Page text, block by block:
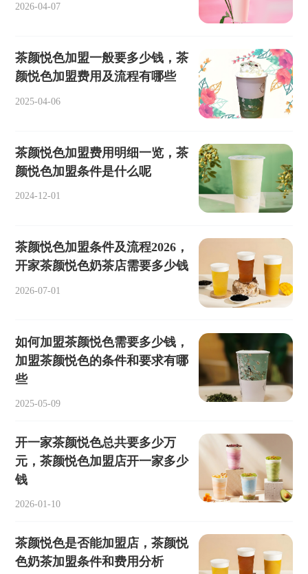
2026-04-07
茶颜悦色加盟一般要多少钱，茶
颜悦色加盟费用及流程有哪些
2025-04-06
茶颜悦色加盟费用明细一览，茶
颜悦色加盟条件是什么呢
2024-12-01
茶颜悦色加盟条件及流程2026，
开家茶颜悦色奶茶店需要多少钱
2026-07-01
如何加盟茶颜悦色需要多少钱，
加盟茶颜悦色的条件和要求有哪
些
2025-05-09
开一家茶颜悦色总共要多少万
元，茶颜悦色加盟店开一家多少
钱
2026-01-10
茶颜悦色是否能加盟店，茶颜悦
色奶茶加盟条件和费用分析